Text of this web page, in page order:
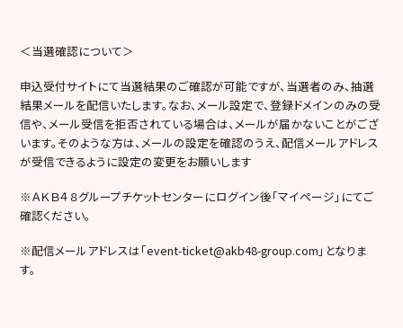
＜当選確認について＞
申込受付サイトにて当選結果のご確認が可能ですが、当選者のみ、抽選
結果メールを配信いたします。なお、メール設定で、登録ドメインのみの受
信や、メール受信を拒否されている場合は、メールが届かないことがござ
います。そのような方は、メールの設定を確認のうえ、配信メールアドレス
が受信できるように設定の変更をお願いします
※ＡＫＢ４８グループチケットセンターにログイン後「マイページ」にてご
確認ください。
※配信メールアドレスは「event-ticket@akb48-group.com」となりま
す。